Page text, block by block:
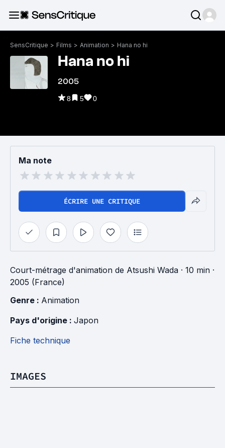
SensCritique > Films > Animation > Hana no hi
Hana no hi
2005
8 5 0
Ma note
ÉCRIRE UNE CRITIQUE
Court-métrage d'animation de Atsushi Wada · 10 min ·
2005 (France)
Genre : Animation
Pays d'origine : Japon
Fiche technique
IMAGES